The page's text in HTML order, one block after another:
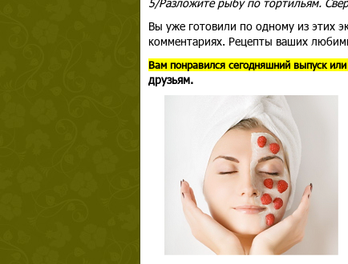
Вы уже готовили по одному из этих
комментариях. Рецепты ваших
Вам понравился сегодняшний выпуск или
друзьям.